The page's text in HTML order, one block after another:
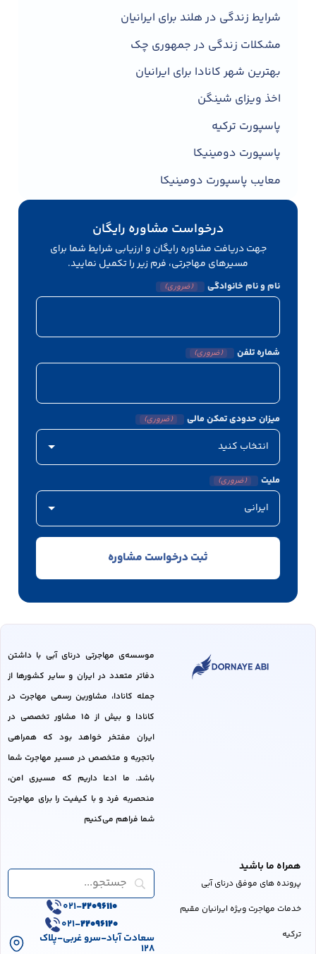
شرایط زندگی در هلند برای ایرانیان
مشکلات زندگی در جمهوری چک
بهترین شهر کانادا برای ایرانیان
اخذ ویزای شینگن
پاسپورت ترکیه
پاسپورت دومینیکا
معایب پاسپورت دومینیکا
درخواست مشاوره رایگان
جهت دریافت مشاوره رایگان و ارزیابی شرایط شما برای
مسیرهای مهاجرتی، فرم زیر را تکمیل نمایید.
نام و نام خانوادگی (ضروری)
شماره تلفن (ضروری)
میزان حدودی تمکن مالی (ضروری)
ملیت (ضروری)
موسسه‌ی مهاجرتی درنای آبی با داشتن
دفاتر متعدد در ایران و سایر کشور‌ها از
جمله کانادا، مشاورین رسمی مهاجرت در
کانادا و بیش از 15 مشاور تخصصی در
ایران مفتخر خواهد بود که همراهی
باتجربه و متخصص در مسیر مهاجرت شما
باشد. ما ادعا داریم که مسیری امن،
منحصربه فرد و با کیفیت را برای مهاجرت
شما فراهم می‌کنیم
همراه ما باشید
پرونده های موفق درنای آبی
خدمات مهاجرت ویژه ایرانیان مقیم
ترکیه
021-22096110
021-22096120
سعادت آباد-سرو غربی-پلاک
128